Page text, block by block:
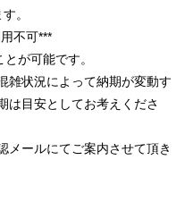
。
不可***
が可能です。
雑状況によって納期が変動す
は目安としてお考えくださ
メールにてご案内させて頂き